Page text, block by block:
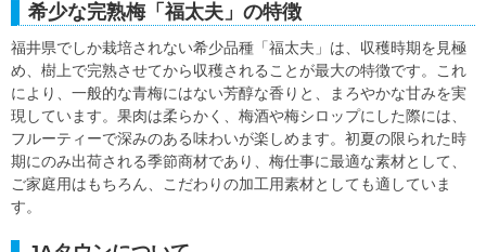
希少な完熟梅「福太夫」の特徴
福井県でしか栽培されない希少品種「福太夫」は、収穫時期を見極
め、樹上で完熟させてから収穫されることが最大の特徴です。これ
により、一般的な青梅にはない芳醇な香りと、まろやかな甘みを実
現しています。果肉は柔らかく、梅酒や梅シロップにした際には、
フルーティーで深みのある味わいが楽しめます。初夏の限られた時
期にのみ出荷される季節商材であり、梅仕事に最適な素材として、
ご家庭用はもちろん、こだわりの加工用素材としても適していま
す。